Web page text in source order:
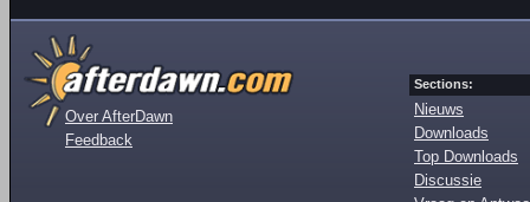
Over AfterDawn
Feedback
Sections:
Nieuws
Downloads
Top Downloads
Discussie